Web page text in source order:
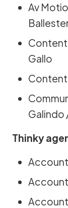
Av
Content
Gallo
Content
Galindo
Thinky